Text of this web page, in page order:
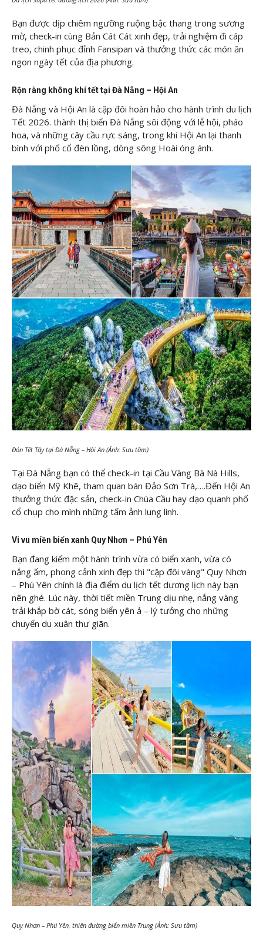
Bạn được dịp chiêm ngưỡng ruộng bậc thang trong sương
mờ, check-in cùng Bản Cát Cát xinh đẹp, trải nghiệm đi cáp
treo, chinh phục đỉnh Fansipan và thưởng thức các món ăn
ngon ngày tết của địa phương.
Rộn ràng không khí tết tại Đà Nẵng – Hội An
Đà Nẵng và Hội An là cặp đôi hoàn hảo cho hành trình du lịch
Tết 2026. thành thị biển Đà Nẵng sôi động với lễ hội, pháo
hoa, và những cây cầu rực sáng, trong khi Hội An lại thanh
bình với phố cổ đèn lồng, dòng sông Hoài óng ánh.
Đón Tết Tây tại Đà Nẵng – Hội An (Ảnh: Sưu tầm)
Tại Đà Nẵng bạn có thể check-in tại Cầu Vàng Bà Nà Hills,
dạo biển Mỹ Khê, tham quan bán Đảo Sơn Trà,….Đến Hội An
thưởng thức đặc sản, check-in Chùa Cầu hay dạo quanh phố
cổ chụp cho mình những tấm ảnh lung linh.
Vi vu miền biển xanh Quy Nhơn – Phú Yên
Bạn đang kiếm một hành trình vừa có biển xanh, vừa có
nắng ấm, phong cảnh xinh đẹp thì "cặp đôi vàng" Quy Nhơn
– Phú Yên chính là địa điểm du lịch tết dương lịch này bạn
nên ghé. Lúc này, thời tiết miền Trung dịu nhẹ, nắng vàng
trải khắp bờ cát, sóng biển yên ả – lý tưởng cho những
chuyến du xuân thư giãn.
Quy Nhơn – Phú Yên, thiên đường biển miền Trung (Ảnh: Sưu tầm)